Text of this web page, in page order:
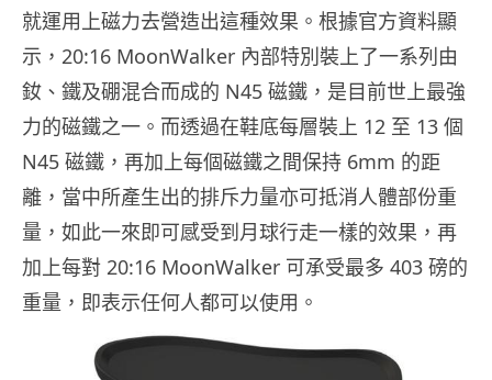
就運用上磁力去營造出這種效果。根據官方資料顯
示，20:16 MoonWalker 內部特別裝上了一系列由
釹、鐵及硼混合而成的 N45 磁鐵，是目前世上最強
力的磁鐵之一。而透過在鞋底每層裝上 12 至 13 個
N45 磁鐵，再加上每個磁鐵之間保持 6mm 的距
離，當中所產生出的排斥力量亦可抵消人體部份重
量，如此一來即可感受到月球行走一樣的效果，再
加上每對 20:16 MoonWalker 可承受最多 403 磅的
重量，即表示任何人都可以使用。